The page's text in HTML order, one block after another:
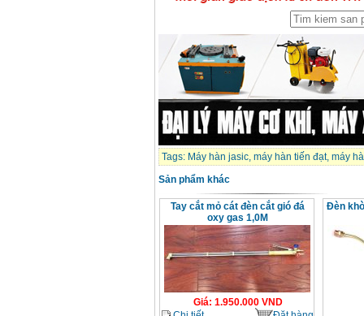
Tags: Máy hàn jasic, máy hàn tiến đạt, máy
Sản phẩm khác
Tay cắt mỏ cát đèn cắt gió đá
oxy gas 1,0M
Giá: 1.950.000VND
Đèn